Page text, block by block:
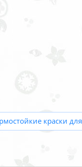
краски